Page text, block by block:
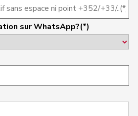
sur WhatsApp?(*)